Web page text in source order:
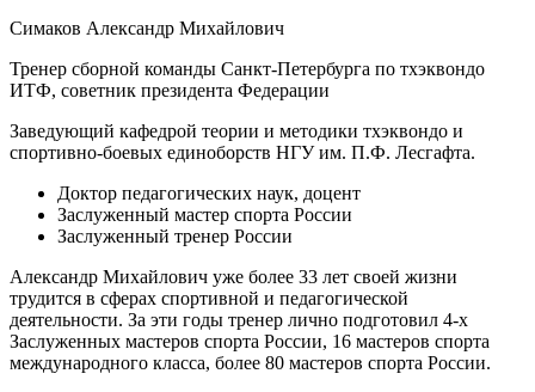
Симаков Александр Михайлович
Тренер сборной команды Санкт-Петербурга по тхэквондо
ИТФ, советник президента Федерации
Заведующий кафедрой теории и методики тхэквондо и
спортивно-боевых единоборств НГУ им. П.Ф. Лесгафта.
Доктор педагогических наук, доцент
Заслуженный мастер спорта России
Заслуженный тренер России
Александр Михайлович уже более 33 лет своей жизни
трудится в сферах спортивной и педагогической
деятельности. За эти годы тренер лично подготовил 4-х
Заслуженных мастеров спорта России, 16 мастеров спорта
международного класса, более 80 мастеров спорта России.